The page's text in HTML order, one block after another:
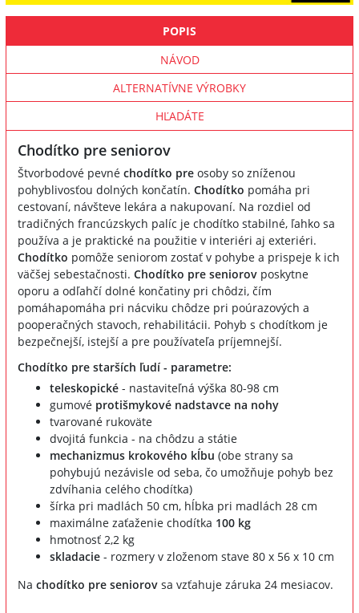
POPIS
NÁVOD
ALTERNATÍVNE VÝROBKY
HĽADÁTE
Chodítko pre seniorov
Štvorbodové pevné chodítko pre osoby so zníženou
pohyblivosťou dolných končatín. Chodítko pomáha pri
cestovaní, návšteve lekára a nakupovaní. Na rozdiel od
tradičných francúzskych palíc je chodítko stabilné, ľahko sa
používa a je praktické na použitie v interiéri aj exteriéri.
Chodítko pomôže seniorom zostať v pohybe a prispeje k ich
väčšej sebestačnosti. Chodítko pre seniorov poskytne
oporu a odľahčí dolné končatiny pri chôdzi, čím
pomáhapomáha pri nácviku chôdze pri poúrazových a
pooperačných stavoch, rehabilitácii. Pohyb s chodítkom je
bezpečnejší, istejší a pre používateľa príjemnejší.
Chodítko pre starších ľudí - parametre:
teleskopické - nastaviteľná výška 80-98 cm
gumové protišmykové nadstavce na nohy
tvarované rukoväte
dvojitá funkcia - na chôdzu a státie
mechanizmus krokového kĺbu (obe strany sa
pohybujú nezávisle od seba, čo umožňuje pohyb bez
zdvíhania celého chodítka)
šírka pri madlách 50 cm, hĺbka pri madlách 28 cm
maximálne zaťaženie chodítka 100 kg
hmotnosť 2,2 kg
skladacie - rozmery v zloženom stave 80 x 56 x 10 cm
Na chodítko pre seniorov sa vzťahuje záruka 24 mesiacov.